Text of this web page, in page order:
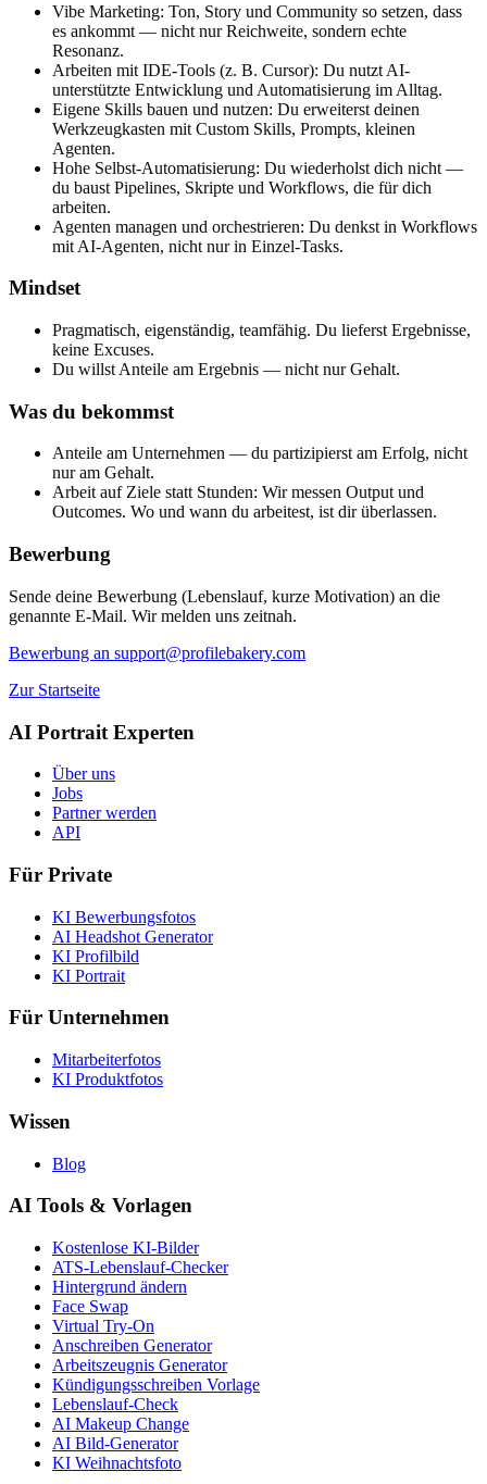
Vibe Marketing: Ton, Story und Community so setzen, dass
es ankommt — nicht nur Reichweite, sondern echte
Resonanz.
Arbeiten mit IDE-Tools (z. B. Cursor): Du nutzt AI-
unterstützte Entwicklung und Automatisierung im Alltag.
Eigene Skills bauen und nutzen: Du erweiterst deinen
Werkzeugkasten mit Custom Skills, Prompts, kleinen
Agenten.
Hohe Selbst-Automatisierung: Du wiederholst dich nicht —
du baust Pipelines, Skripte und Workflows, die für dich
arbeiten.
Agenten managen und orchestrieren: Du denkst in Workflows
mit AI-Agenten, nicht nur in Einzel-Tasks.
Mindset
Pragmatisch, eigenständig, teamfähig. Du lieferst Ergebnisse,
keine Excuses.
Du willst Anteile am Ergebnis — nicht nur Gehalt.
Was du bekommst
Anteile am Unternehmen — du partizipierst am Erfolg, nicht
nur am Gehalt.
Arbeit auf Ziele statt Stunden: Wir messen Output und
Outcomes. Wo und wann du arbeitest, ist dir überlassen.
Bewerbung
Sende deine Bewerbung (Lebenslauf, kurze Motivation) an die
genannte E-Mail. Wir melden uns zeitnah.
Bewerbung an support@profilebakery.com
Zur Startseite
AI Portrait Experten
Über uns
Jobs
Partner werden
API
Für Private
KI Bewerbungsfotos
AI Headshot Generator
KI Profilbild
KI Portrait
Für Unternehmen
Mitarbeiterfotos
KI Produktfotos
Wissen
Blog
AI Tools & Vorlagen
Kostenlose KI-Bilder
ATS-Lebenslauf-Checker
Hintergrund ändern
Face Swap
Virtual Try-On
Anschreiben Generator
Arbeitszeugnis Generator
Kündigungsschreiben Vorlage
Lebenslauf-Check
AI Makeup Change
AI Bild-Generator
KI Weihnachtsfoto